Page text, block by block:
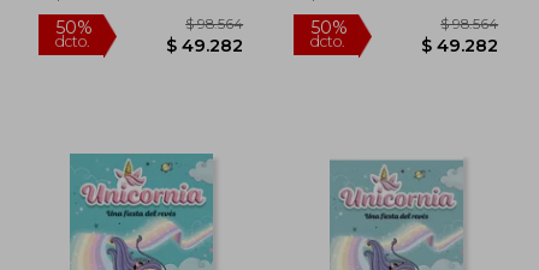
dcto.
$ 67.885
$ 40.731
40%
dcto.